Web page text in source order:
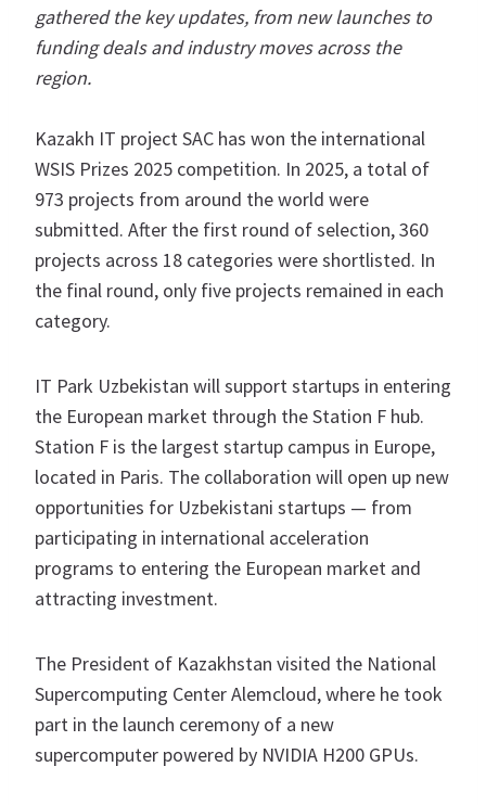
gathered the key updates, from new launches to
funding deals and industry moves across the
region.
Kazakh IT project SAC has won the international
WSIS Prizes 2025 competition. In 2025, a total of
973 projects from around the world were
submitted. After the first round of selection, 360
projects across 18 categories were shortlisted. In
the final round, only five projects remained in each
category.
IT Park Uzbekistan will support startups in entering
the European market through the Station F hub.
Station F is the largest startup campus in Europe,
located in Paris. The collaboration will open up new
opportunities for Uzbekistani startups — from
participating in international acceleration
programs to entering the European market and
attracting investment.
The President of Kazakhstan visited the National
Supercomputing Center Alemcloud, where he took
part in the launch ceremony of a new
supercomputer powered by NVIDIA H200 GPUs.